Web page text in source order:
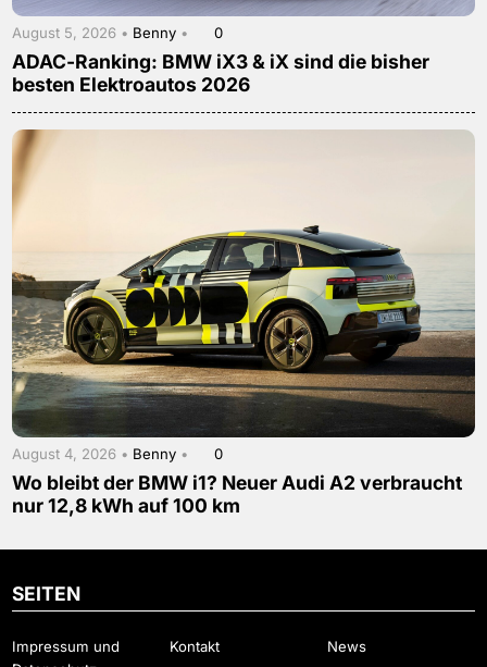
August 5, 2026 • Benny • 0
ADAC-Ranking: BMW iX3 & iX sind die bisher
besten Elektroautos 2026
August 4, 2026 • Benny • 0
Wo bleibt der BMW i1? Neuer Audi A2 verbraucht
nur 12,8 kWh auf 100 km
SEITEN
Impressum und
Kontakt News